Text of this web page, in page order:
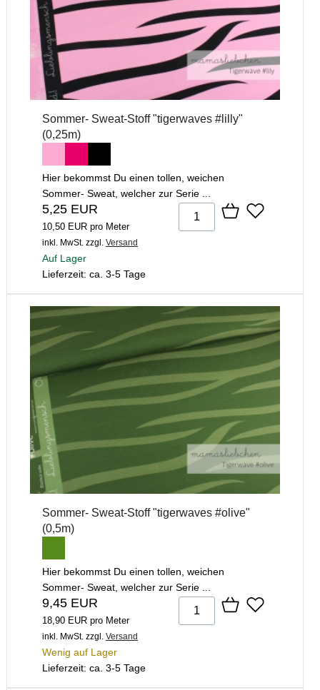
Sommer- Sweat-Stoff "tigerwaves #lilly"
(0,25m)
Hier bekommst Du einen tollen, weichen
Sommer- Sweat, welcher zur Serie ...
5,25 EUR
10,50 EUR pro Meter
inkl. MwSt. zzgl. Versand
Auf Lager
Lieferzeit: ca. 3-5 Tage
Sommer- Sweat-Stoff "tigerwaves #olive"
(0,5m)
Hier bekommst Du einen tollen, weichen
Sommer- Sweat, welcher zur Serie ...
9,45 EUR
18,90 EUR pro Meter
inkl. MwSt. zzgl. Versand
Wenig auf Lager
Lieferzeit: ca. 3-5 Tage